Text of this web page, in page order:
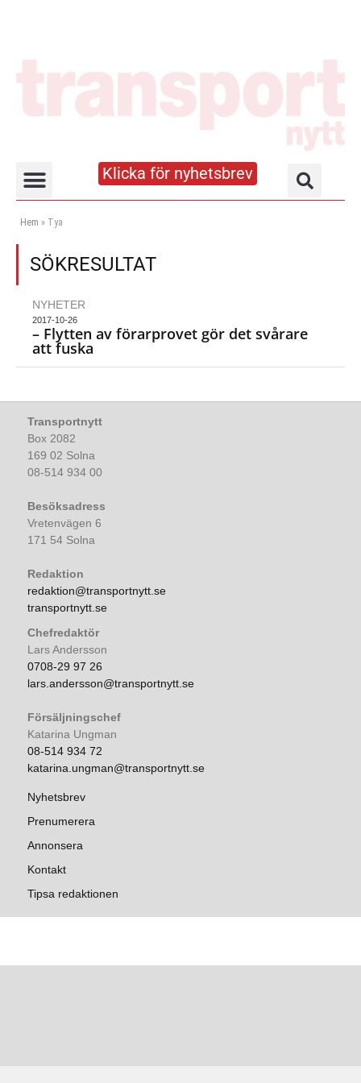
Klicka för nyhetsbrev
Hem » Tya
SÖKRESULTAT
NYHETER
2017-10-26
– Flytten av förarprovet gör det svårare
att fuska
Transportnytt
Box 2082
169 02 Solna
08-514 934 00
Besöksadress
Vretenvägen 6
171 54 Solna
Redaktion
redaktion@transportnytt.se
transportnytt.se
Chefredaktör
Lars Andersson
0708-29 97 26
lars.andersson@transportnytt.se
Försäljningschef
Katarina Ungman
08-514 934 72
katarina.ungman@transportnytt.se
Nyhetsbrev
Prenumerera
Annonsera
Kontakt
Tipsa redaktionen